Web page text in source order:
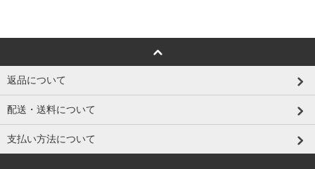
返品について
配送・送料について
支払い方法について